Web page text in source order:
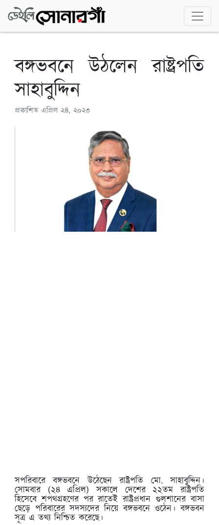
বঙ্গভবনে উঠলেন রাষ্ট্রপতি
সাহাবুদ্দিন
প্রকাশিত এপ্রিল ২৪, ২০২৩
সপরিবারে বঙ্গভবনে উঠেছেন রাষ্ট্রপতি মো. সাহাবুদ্দিন।
সোমবার (২৪ এপ্রিল) সকালে দেশের ২২তম রাষ্ট্রপতি
হিসেবে শপথগ্রহণের পর রাতেই রাষ্ট্রপ্রধান গুলশানের বাসা
ছেড়ে পরিবারের সদস্যদের নিয়ে বঙ্গভবনে ওঠেন। বঙ্গভবন
সূত্র এ তথ্য নিশ্চিত করেছে।